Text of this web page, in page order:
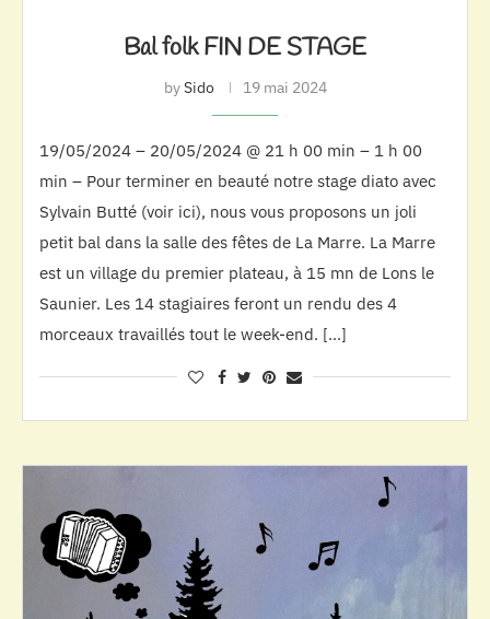
Bal folk FIN DE STAGE
bySido 19 mai 2024
19/05/2024 – 20/05/2024 @ 21 h 00 min – 1 h 00
min – Pour terminer en beauté notre stage diato avec
Sylvain Butté (voir ici), nous vous proposons un joli
petit bal dans la salle des fêtes de La Marre. La Marre
est un village du premier plateau, à 15 mn de Lons le
Saunier. Les 14 stagiaires feront un rendu des 4
morceaux travaillés tout le week-end. […]